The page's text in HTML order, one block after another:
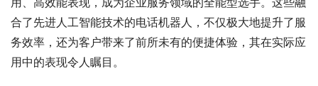
合了先进人工智能技术的电话机器人，不仅极大地提升了服
务效率，还为客户带来了前所未有的便捷体验，其在实际应
用中的表现令人瞩目。